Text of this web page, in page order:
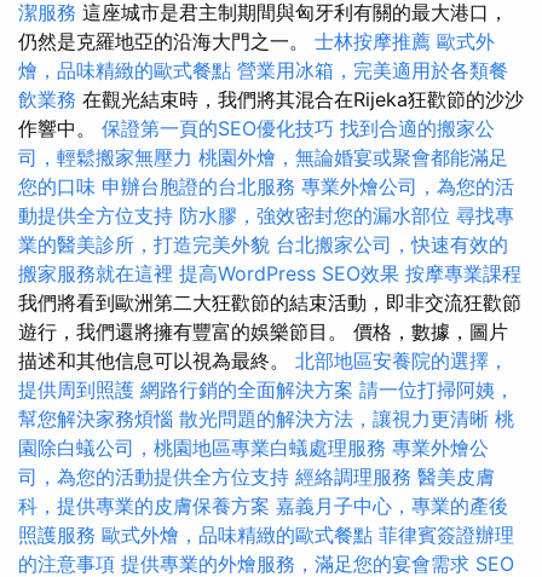
潔服務 這座城市是君主制期間與匈牙利有關的最大港口，
仍然是克羅地亞的沿海大門之一。 士林按摩推薦 歐式外
燴，品味精緻的歐式餐點 營業用冰箱，完美適用於各類餐
飲業務 在觀光結束時，我們將其混合在Rijeka狂歡節的沙沙
作響中。 保證第一頁的SEO優化技巧 找到合適的搬家公
司，輕鬆搬家無壓力 桃園外燴，無論婚宴或聚會都能滿足
您的口味 申辦台胞證的台北服務 專業外燴公司，為您的活
動提供全方位支持 防水膠，強效密封您的漏水部位 尋找專
業的醫美診所，打造完美外貌 台北搬家公司，快速有效的
搬家服務就在這裡 提高WordPress SEO效果 按摩專業課程
我們將看到歐洲第二大狂歡節的結束活動，即非交流狂歡節
遊行，我們還將擁有豐富的娛樂節目。 價格，數據，圖片
描述和其他信息可以視為最終。 北部地區安養院的選擇，
提供周到照護 網路行銷的全面解決方案 請一位打掃阿姨，
幫您解決家務煩惱 散光問題的解決方法，讓視力更清晰 桃
園除白蟻公司，桃園地區專業白蟻處理服務 專業外燴公
司，為您的活動提供全方位支持 經絡調理服務 醫美皮膚
科，提供專業的皮膚保養方案 嘉義月子中心，專業的產後
照護服務 歐式外燴，品味精緻的歐式餐點 菲律賓簽證辦理
的注意事項 提供專業的外燴服務，滿足您的宴會需求 SEO